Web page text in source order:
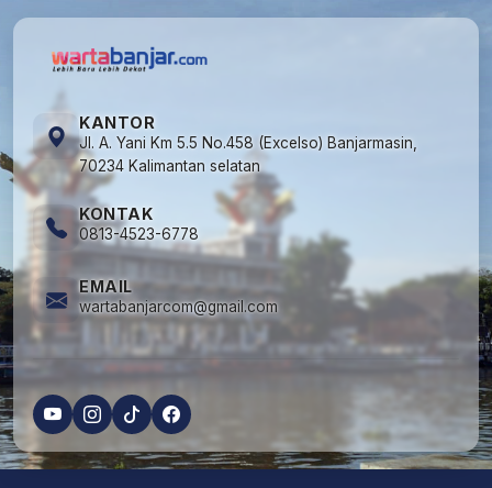
KANTOR
Jl. A. Yani Km 5.5 No.458 (Excelso) Banjarmasin,
70234 Kalimantan selatan
KONTAK
0813-4523-6778
EMAIL
wartabanjarcom@gmail.com